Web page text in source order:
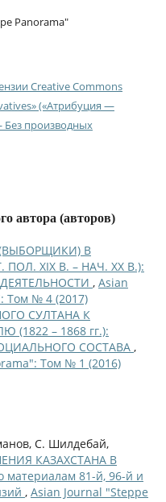
Panorama"
Creative Commons
(«Атрибуция —
производных
автора (авторов)
В
XIX В. – НАЧ. ХХ В.):
, Asian
Том № 4 (2017)
СУЛТАНА К
– 1868 гг.):
СОСТАВА ,
Том № 1 (2016)
С. Шилдебай,
КАЗАХСТАНА В
81-й, 96-й и
, Asian Journal "Steppe